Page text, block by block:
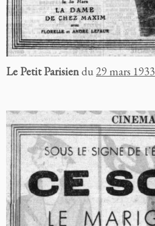
Le Petit Parisiendu 29 mars 1933